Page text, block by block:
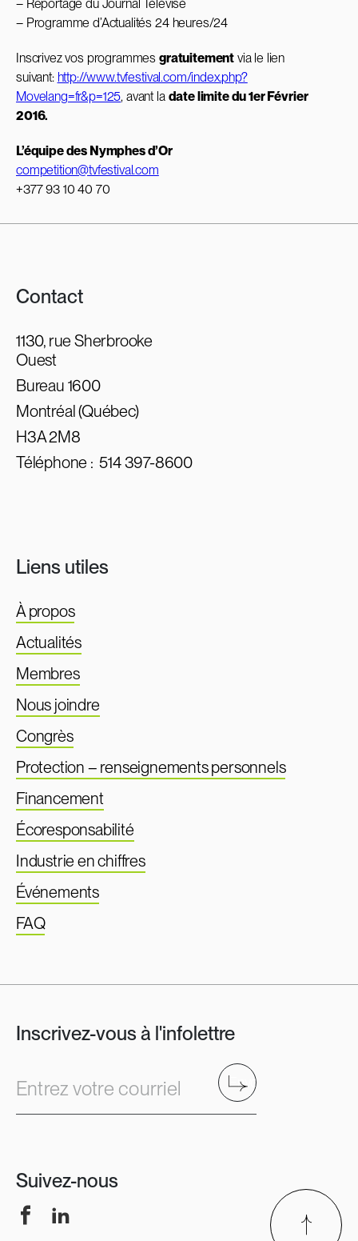
– Reportage du Journal Télévisé
– Programme d’Actualités 24 heures/24
Inscrivez vos programmes gratuitement via le lien
suivant: http://www.tvfestival.com/index.php?
Movelang=fr&p=125, avant la date limite du 1er Février
2016.
L’équipe des Nymphes d’Or
competition@tvfestival.com
+377 93 10 40 70
Contact
1130, rue Sherbrooke
Ouest
Bureau 1600
Montréal (Québec)
H3A 2M8
Téléphone :514 397-8600
Liens utiles
À propos
Actualités
Membres
Nous joindre
Congrès
Protection – renseignements personnels
Financement
Écoresponsabilité
Industrie en chiffres
Événements
FAQ
Inscrivez-vous à l'infolettre
Entrez votre courriel Envoyer
Suivez-nous
FacebookLinkedIn